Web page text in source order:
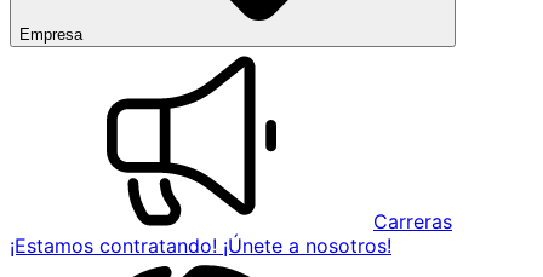
Empresa
Carreras
¡Estamos contratando! ¡Únete a nosotros!